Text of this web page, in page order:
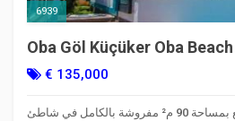
6939
Oba Göl Küçüker Oba Beach للبيع 2+1 | على بعد
€ 135,000
شقة للبيع بمساحة 90 م² مفروشة بالكامل في شاطئ Küçüker Oba